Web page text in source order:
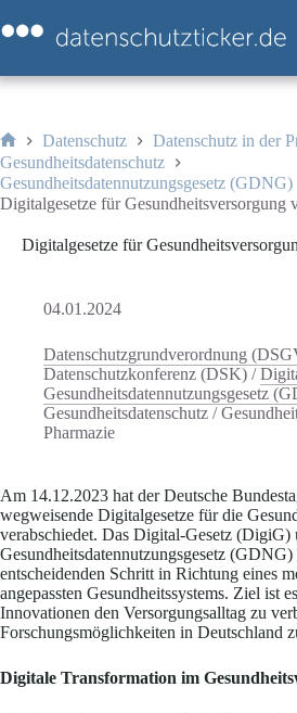
Inhalt
springen
Start
Datenschutz
Datenschutz in der
Gesundheitsdatenschutz
Gesundheitsdatennutzungsgesetz (GDNG)
Digitalgesetze für Gesundheitsversorgung
Digitalgesetze für
04.01.2024
Datenschutzgrundverordnung
Datenschutzkonferenz (DSK) /
Gesundheitsdatennutzungsgesetz
Gesundheitsdatenschutz /
Pharmazie
Am 14.12.2023 hat der Deutsche
wegweisende Digitalgesetze für die
verabschiedet. Das Digital-Gesetz (DigiG)
Gesundheitsdatennutzungsgesetz (GDNG)
entscheidenden Schritt in Richtung eines
angepassten Gesundheitssystems. Ziel ist
Innovationen den Versorgungsalltag zu
Forschungsmöglichkeiten in Deutschland
Digitale Transformation im